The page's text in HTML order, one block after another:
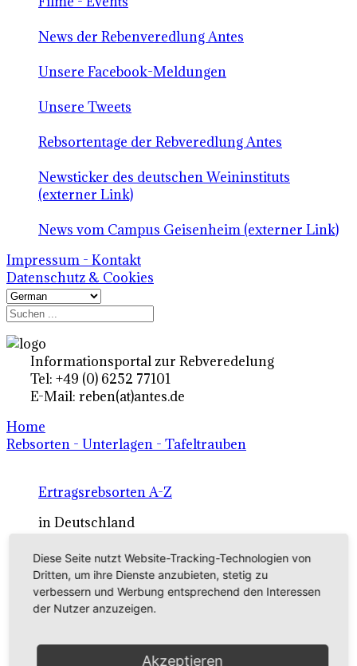
News der Rebenveredlung Antes
Unsere Facebook-Meldungen
Unsere Tweets
Rebsortentage der Rebveredlung Antes
Newsticker des deutschen Weininstituts
(externer Link)
News vom Campus Geisenheim (externer Link)
Impressum - Kontakt
Datenschutz & Cookies
Informationsportal zur Rebveredelung
Tel: +49 (0) 6252 77101
E-Mail: reben(at)antes.de
Home
Rebsorten - Unterlagen - Tafeltrauben
Ertragsrebsorten A-Z
in Deutschland
Rebsorten international
externe Links
Tafeltraubensorten
Diese Seite nutzt Website-Tracking-Technologien von
Dritten, um ihre Dienste anzubieten, stetig zu
verbessern und Werbung entsprechend den Interessen
der Nutzer anzuzeigen.
Akzeptieren